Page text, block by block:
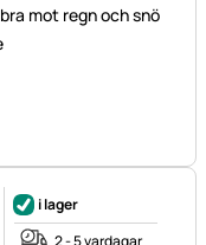
mot regn och snö
i lager